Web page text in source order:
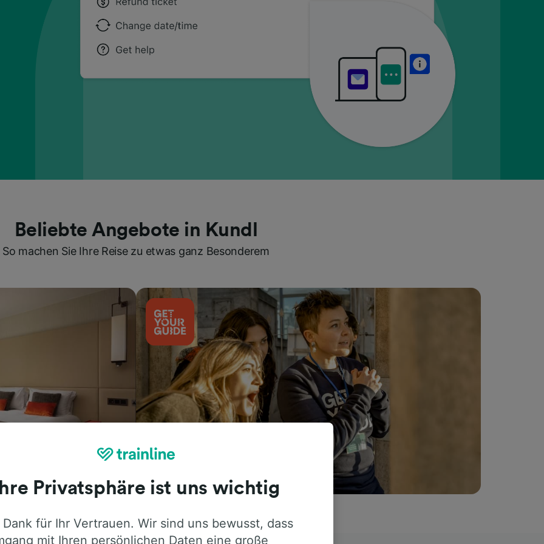
Beliebte Angebote in Kundl
So machen Sie Ihre Reise zu etwas ganz Besonderem
Ihre Privatsphäre ist uns wichtig
für Ihr Vertrauen. Wir sind uns bewusst, dass
mit Ihren persönlichen Daten eine große